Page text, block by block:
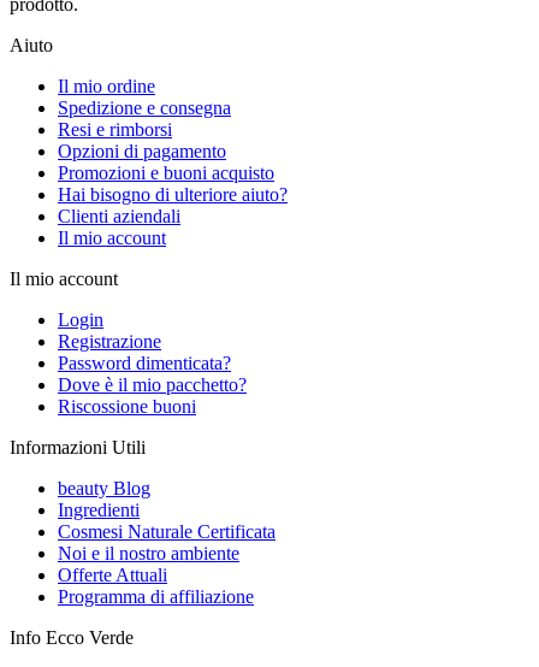
prodotto.
Aiuto
Il mio ordine
Spedizione e consegna
Resi e rimborsi
Opzioni di pagamento
Promozioni e buoni acquisto
Hai bisogno di ulteriore aiuto?
Clienti aziendali
Il mio account
Il mio account
Login
Registrazione
Password dimenticata?
Dove è il mio pacchetto?
Riscossione buoni
Informazioni Utili
beauty Blog
Ingredienti
Cosmesi Naturale Certificata
Noi e il nostro ambiente
Offerte Attuali
Programma di affiliazione
Info Ecco Verde